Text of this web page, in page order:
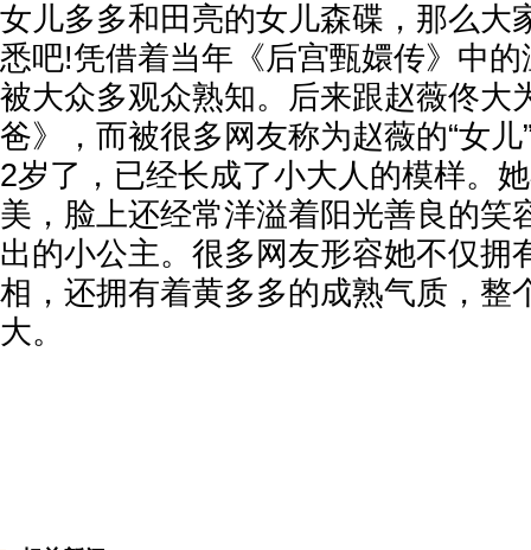
女儿多多和田亮的女儿森碟，那么大
悉吧!凭借着当年《后宫甄嬛传》中
被大众多观众熟知。后来跟赵薇佟大
爸》，而被很多网友称为赵薇的“女
2岁了，已经长成了小大人的模样。
美，脸上还经常洋溢着阳光善良的笑
出的小公主。很多网友形容她不仅拥
相，还拥有着黄多多的成熟气质，整
大。